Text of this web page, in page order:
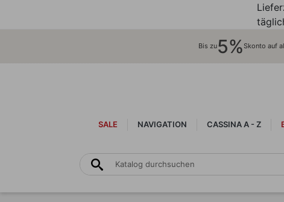
Bis zu5%Skonto auf
SALE NAVIGATION CASSINA A - Z